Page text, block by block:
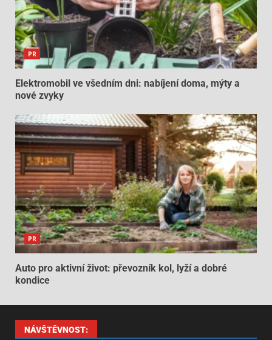
PR
Elektromobil ve všedním dni: nabíjení doma, mýty a
nové zvyky
PR
Auto pro aktivní život: převozník kol, lyží a dobré
kondice
NÁVŠTĚVNOST: